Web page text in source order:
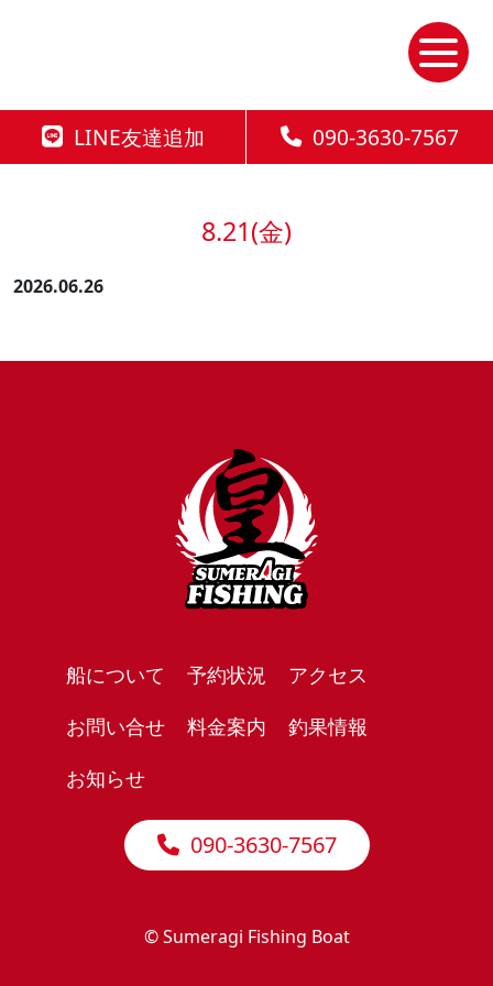
LINE友達追加 090-3630-7567
8.21(金)
2026.06.26
船について 予約状況
アクセス
お問い合せ
料金案内
釣果情報
お知らせ
090-3630-7567
© Sumeragi Fishing Boat